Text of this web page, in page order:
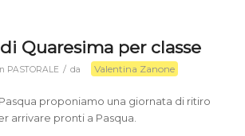
Quaresima per classe
PASTORALE / da Valentina Zanone
proponiamo una giornata di ritiro
arrivare pronti a Pasqua.